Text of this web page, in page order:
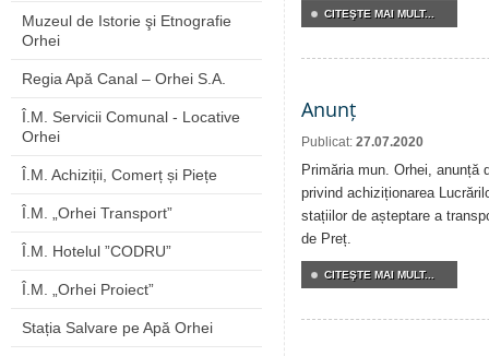
Muzeul de Istorie şi Etnografie
Orhei
Regia Apă Canal – Orhei S.A.
Î.M. Servicii Comunal - Locative
Orhei
Î.M. Achiziții, Comerț și Piețe
Î.M. „Orhei Transport”
Î.M. Hotelul ”CODRU”
Î.M. „Orhei Proiect”
Stația Salvare pe Apă Orhei
CITEŞTE MAI MULT...
Anunț
Publicat: 27.07.2020
Primăria mun. Orhei, anunță
privind achiziționarea
stațiilor de așteptare a
de Preț.
CITEŞTE MAI MULT...